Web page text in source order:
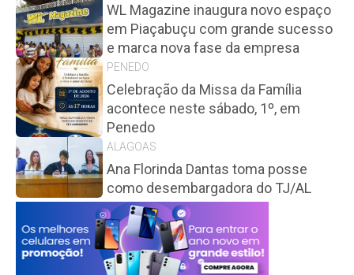
WL Magazine inaugura novo espaço
em Piaçabuçu com grande sucesso
e marca nova fase da empresa
PENEDO
Celebração da Missa da Família
acontece neste sábado, 1º, em
Penedo
ALAGOAS
Ana Florinda Dantas toma posse
como desembargadora do TJ/AL